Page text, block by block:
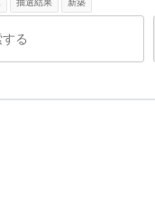
抽選結果 新築